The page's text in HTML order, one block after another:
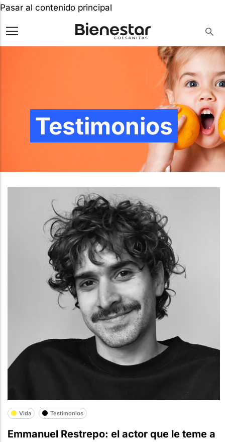
Pasar al contenido principal
Testimonios
Vida Testimonios
Emmanuel Restrepo: el actor que le teme a